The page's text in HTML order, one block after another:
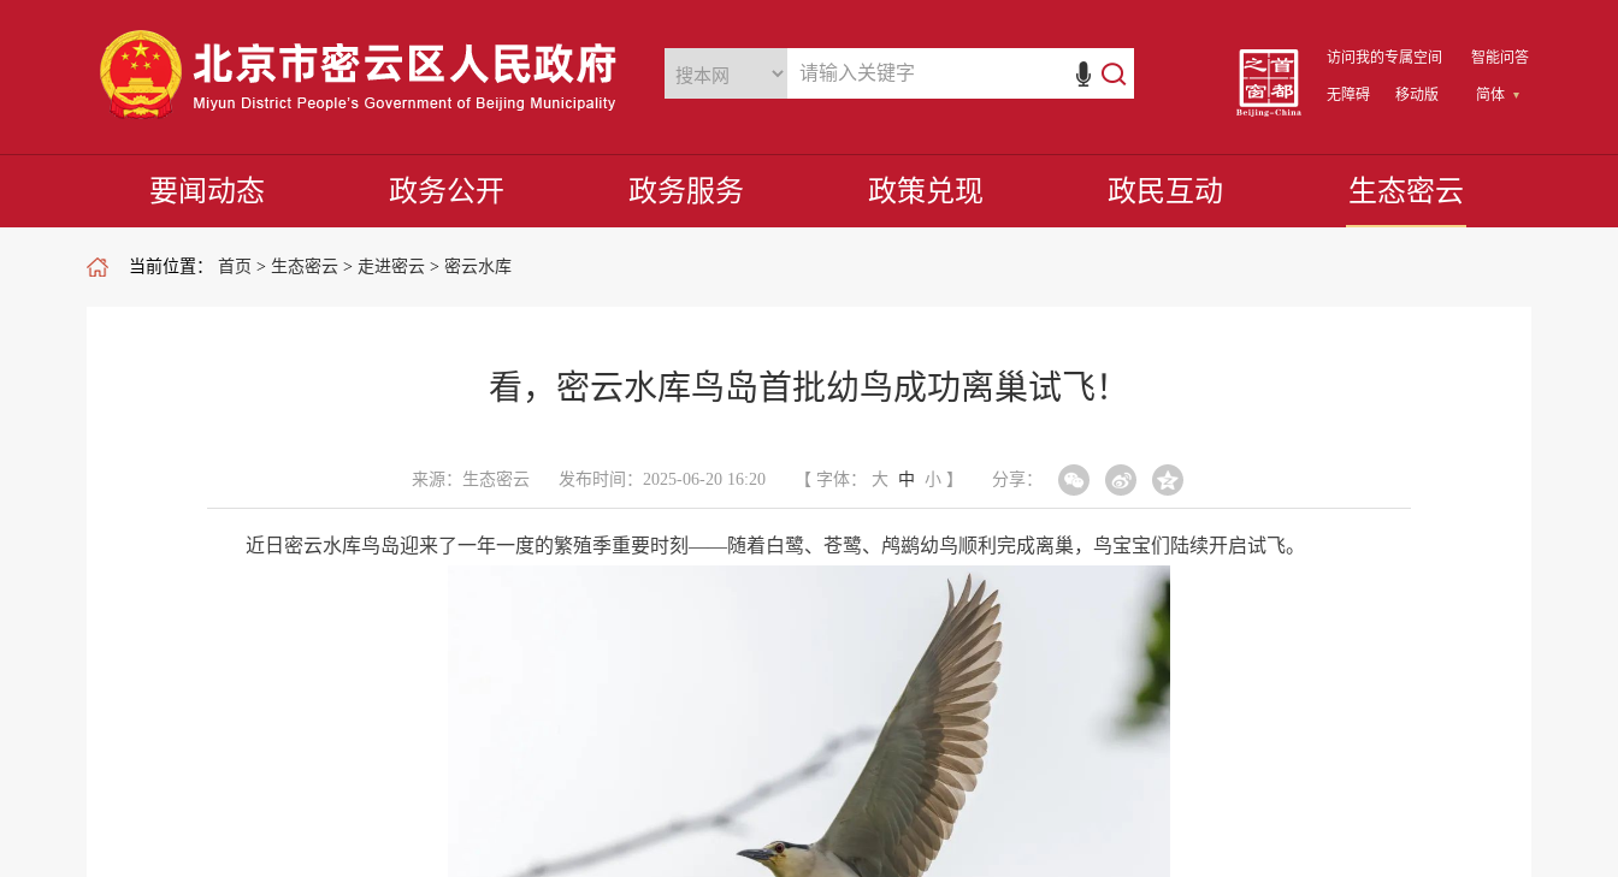
访问我的专属空间 智能问答
无障碍 移动版 简体
要闻动态 政务公开 政务服务 政策兑现 政民互动 生态密云
当前位置： 首页 > 生态密云 > 走进密云 > 密云水库
看，密云水库鸟岛首批幼鸟成功离巢试飞！
来源：生态密云 发布时间：2025-06-20 16:20 【 字体： 大 中 小】 分享：
近日密云水库鸟岛迎来了一年一度的繁殖季重要时刻——随着白鹭、苍鹭、鸬鹚幼鸟顺利完成离巢，鸟宝宝们陆续开启试飞。